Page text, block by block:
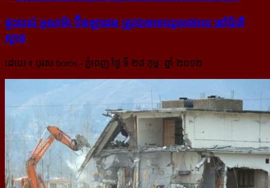
ផ្ទះរបស់ អូសាម៉ា​ ប៊ីនឡាដេន ត្រូវបានគេឈូសចោល នៅប៉ាគី
ស្ថាន
ដោយ ៖ បុរស boros - ភ្នំពេញ ថ្ងៃ ទី ២៨ កុម្ភៈ ឆ្នាំ ២០១២